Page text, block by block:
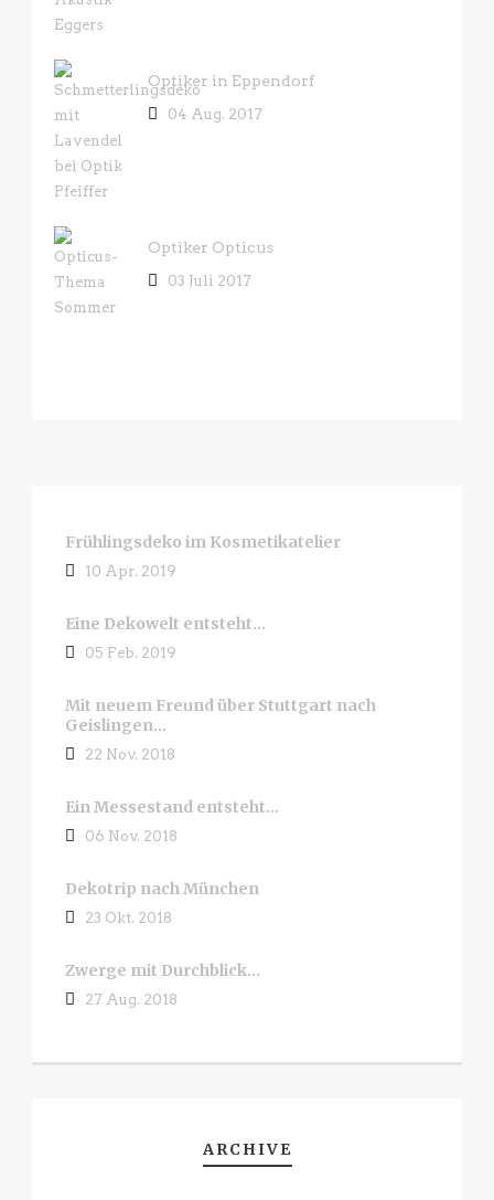
Optiker in Eppendorf
04 Aug. 2017
Optiker Opticus
03 Juli 2017
Frühlingsdeko im Kosmetikatelier
10 Apr. 2019
Eine Dekowelt entsteht…
05 Feb. 2019
Mit neuem Freund über Stuttgart nach
Geislingen…
22 Nov. 2018
Ein Messestand entsteht…
06 Nov. 2018
Dekotrip nach München
23 Okt. 2018
Zwerge mit Durchblick…
27 Aug. 2018
ARCHIVE